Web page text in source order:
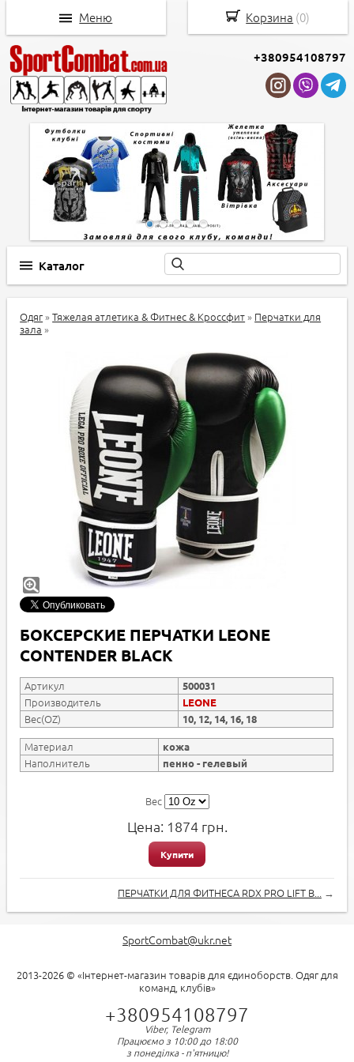
+380954108797
Каталог
Одяг»Тяжелая атлетика & Фитнес & Кроссфит» Перчатки для
зала »
БОКСЕРСКИЕ ПЕРЧАТКИ LEONE
CONTENDER BLACK
Артикул 500031
Производитель LEONE
Вес(OZ) 10, 12, 14, 16, 18
Материал кожа
Наполнитель пенно - гелевый
Вес
Цена: 1874грн.
Купити
ПЕРЧАТКИ ДЛЯ ФИТНЕСА RDX PRO LIFT B...→
SportCombat@ukr.net
2013-2026 © «Інтернет-магазин товарів для єдиноборств. Одяг для
команд, клубів»
+380954108797
Viber, Telegram
Працюємо з 10:00 до 18:00
з понеділка - п'ятницю!
Корзина (0)
Меню